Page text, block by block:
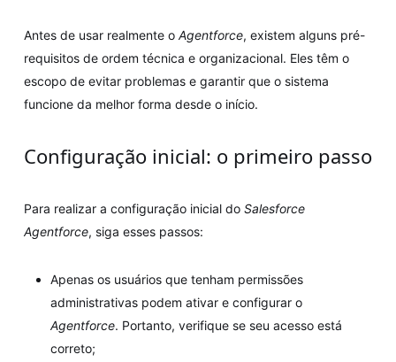
Antes de usar realmente o Agentforce, existem alguns pré-
requisitos de ordem técnica e organizacional. Eles têm o
escopo de evitar problemas e garantir que o sistema
funcione da melhor forma desde o início.
Configuração inicial: o primeiro passo
Para realizar a configuração inicial doSalesforce
Agentforce, siga esses passos:
Apenas os usuários que tenham permissões
administrativas podem ativar e configurar o
Agentforce. Portanto, verifique se seu acesso está
correto;